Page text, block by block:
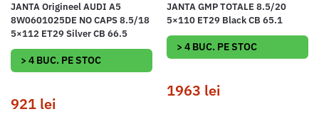
JANTA Origineel AUDI A5
8W0601025DE NO CAPS 8.5/18
5×112 ET29 Silver CB 66.5
> 4 BUC. PE STOC
921 lei
JANTA GMP TOTALE 8.5/20
5×110 ET29 Black CB 65.1
> 4 BUC. PE STOC
1963 lei